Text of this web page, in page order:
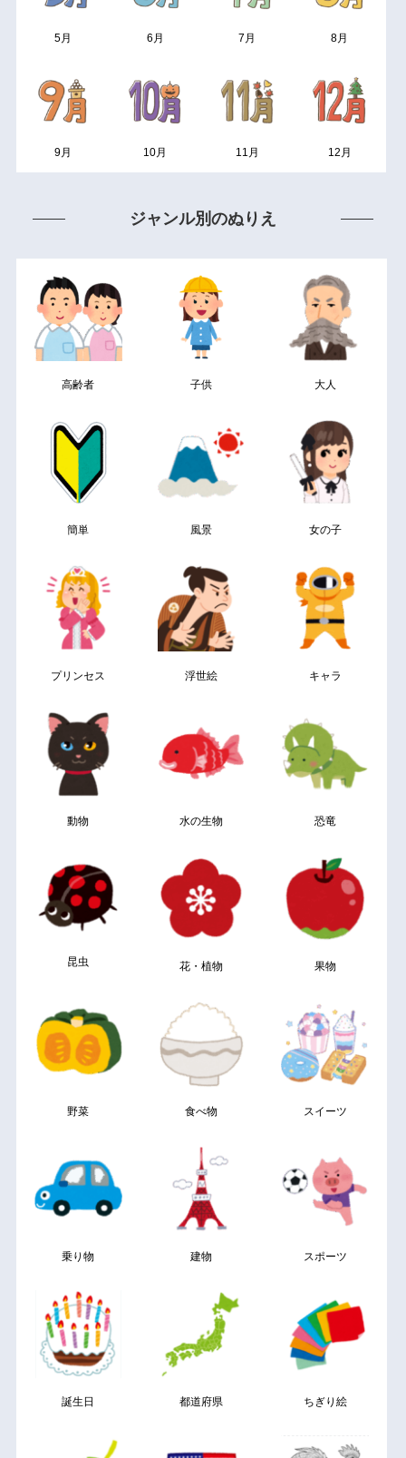
5月 6月 7月 8月
9月 10月 11月 12月
ジャンル別のぬりえ
高齢者 子供 大人
簡単 風景 女の子
プリンセス 浮世絵 キャラ
動物 水の生物 恐竜
昆虫 花・植物 果物
野菜 食べ物 スイーツ
乗り物 建物 スポーツ
誕生日 都道府県 ちぎり絵